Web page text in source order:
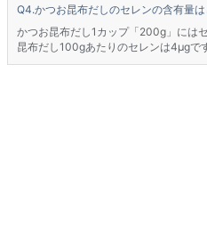
かつお昆布だしのセレンの含有量は
かつお昆布だし1カップ「200g」には
昆布だし100gあたりのセレンは4μgで